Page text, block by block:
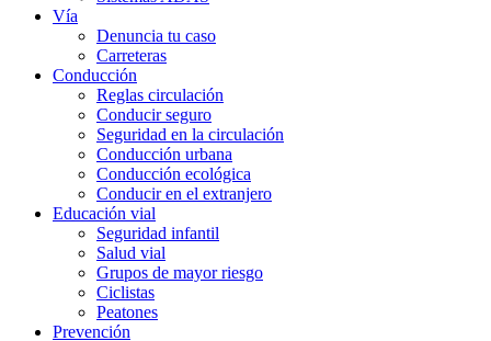
Vía
Denuncia tu caso
Carreteras
Conducción
Reglas circulación
Conducir seguro
Seguridad en la circulación
Conducción urbana
Conducción ecológica
Conducir en el extranjero
Educación vial
Seguridad infantil
Salud vial
Grupos de mayor riesgo
Ciclistas
Peatones
Prevención